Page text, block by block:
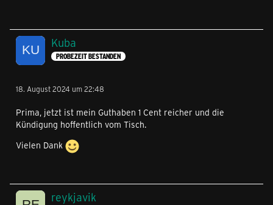
Kuba
PROBEZEIT BESTANDEN
18. August 2024 um 22:48
Prima, jetzt ist mein Guthaben 1 Cent reicher und die
Kündigung hoffentlich vom Tisch.
Vielen Dank
reykjavik